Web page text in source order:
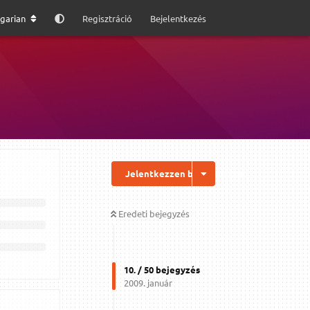
Regisztráció Bejelentkezés
Jelentkezzen be a válaszhoz
Eredeti bejegyzés
10. /50bejegyzés
2009. január